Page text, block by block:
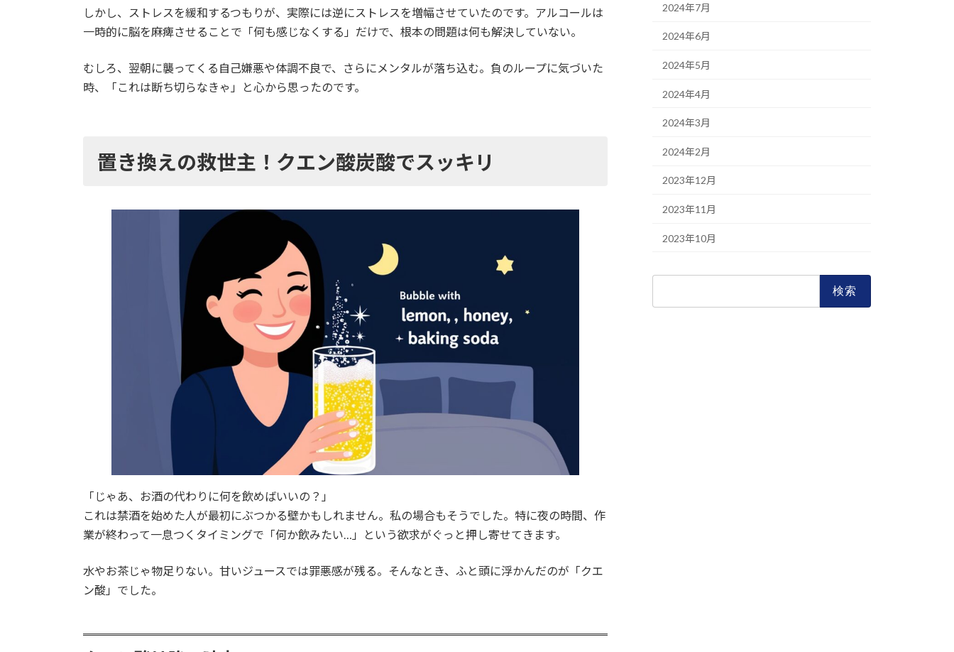
しかし、ストレスを緩和するつもりが、実際には逆にストレスを増幅させていたのです。アルコールは
一時的に脳を麻痺させることで「何も感じなくする」だけで、根本の問題は何も解決していない。
むしろ、翌朝に襲ってくる自己嫌悪や体調不良で、さらにメンタルが落ち込む。負のループに気づいた
時、「これは断ち切らなきゃ」と心から思ったのです。
置き換えの救世主！クエン酸炭酸でスッキリ
「じゃあ、お酒の代わりに何を飲めばいいの？」
これは禁酒を始めた人が最初にぶつかる壁かもしれません。私の場合もそうでした。特に夜の時間、作
業が終わって一息つくタイミングで「何か飲みたい…」という欲求がぐっと押し寄せてきます。
水やお茶じゃ物足りない。甘いジュースでは罪悪感が残る。そんなとき、ふと頭に浮かんだのが「クエ
ン酸」でした。
2024年7月
2024年6月
2024年5月
2024年4月
2024年3月
2024年2月
2023年12月
2023年11月
2023年10月